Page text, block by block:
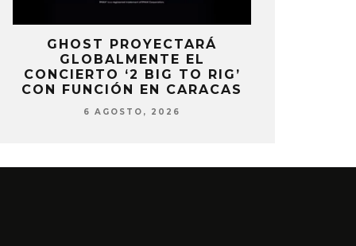
GHOST PROYECTARÁ
GLOBALMENTE EL
CONCIERTO ‘2 BIG TO RIG’
CON FUNCIÓN EN CARACAS
6 AGOSTO, 2026